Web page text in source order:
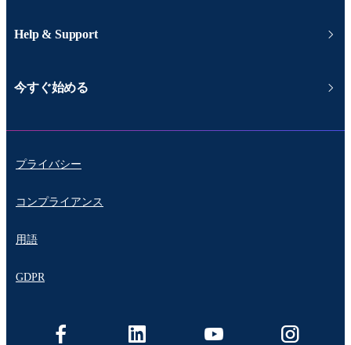
Help & Support
今すぐ始める
プライバシー
コンプライアンス
用語
GDPR